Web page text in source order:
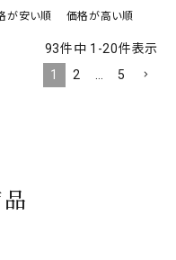
が安い順 価格が高い順
93件中 1 -20件表示
1
2 5